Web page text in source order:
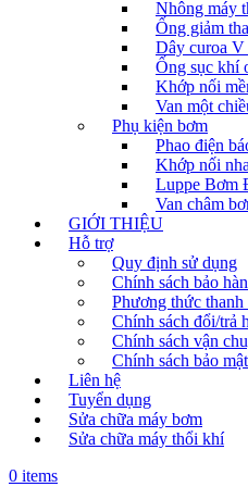
Nhông máy
Ống giảm
Dây curoa
Ống sục khí
Khớp nối
Van một
Phụ kiện bơm
Phao điện
Khớp nối
Luppe Bơm
Van châm
GIỚI THIỆU
Hỗ trợ
Quy định sử dụng
Chính sách bảo
Phương thức thanh
Chính sách đổi/trả
Chính sách vận
Chính sách bảo
Liên hệ
Tuyển dụng
Sửa chữa máy bơm
Sửa chữa máy thổi khí
0 items